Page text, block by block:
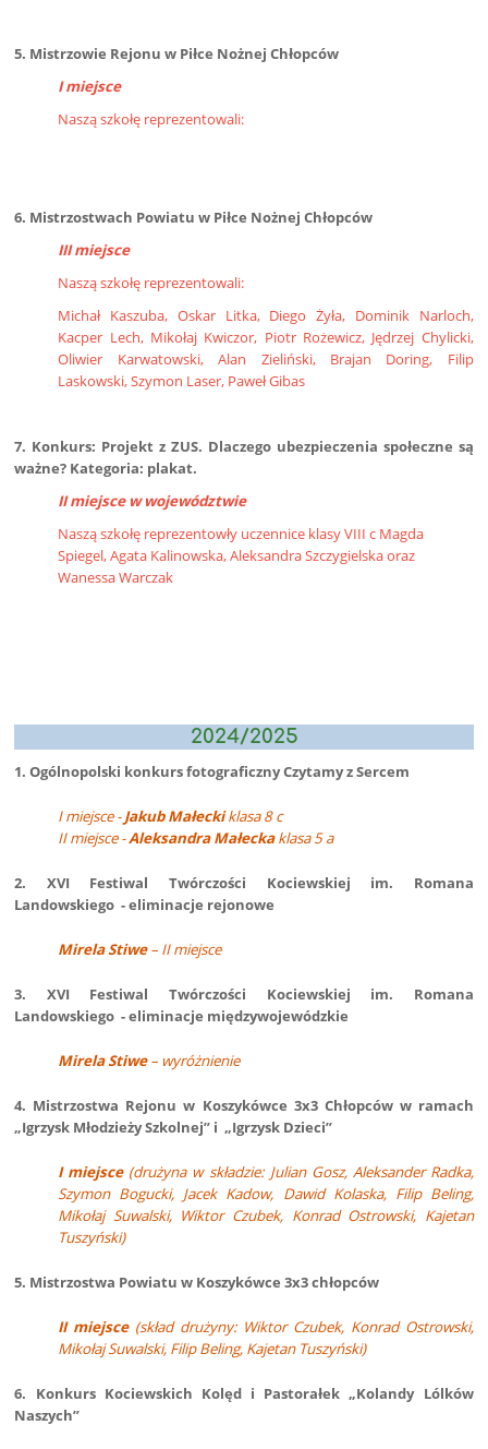
5. Mistrzowie Rejonu w Piłce Nożnej Chłopców
I miejsce
Naszą szkołę reprezentowali:
6. Mistrzostwach Powiatu w Piłce Nożnej Chłopców
III miejsce
Naszą szkołę reprezentowali:
Michał Kaszuba, Oskar Litka, Diego Żyła, Dominik Narloch,
Kacper Lech, Mikołaj Kwiczor, Piotr Rożewicz, Jędrzej Chylicki,
Oliwier Karwatowski, Alan Zieliński, Brajan Doring, Filip
Laskowski, Szymon Laser, Paweł Gibas
7. Konkurs: Projekt z ZUS. Dlaczego ubezpieczenia społeczne są
ważne? Kategoria: plakat.
II miejsce w województwie
Naszą szkołę reprezentowły uczennice klasy VIII c Magda
Spiegel, Agata Kalinowska, Aleksandra Szczygielska oraz
Wanessa Warczak
2024/2025
1. Ogólnopolski konkurs fotograficzny Czytamy z Sercem
I miejsce -Jakub Małeckiklasa 8 c
II miejsce -Aleksandra Małeckaklasa 5 a
2. XVI Festiwal Twórczości Kociewskiej im. Romana
Landowskiego - eliminacje rejonowe
Mirela Stiwe– II miejsce
3. XVI Festiwal Twórczości Kociewskiej im. Romana
Landowskiego - eliminacje międzywojewódzkie
Mirela Stiwe– wyróżnienie
4. Mistrzostwa Rejonu w Koszykówce 3x3 Chłopców w ramach
„Igrzysk Młodzieży Szkolnej” i „Igrzysk Dzieci”
I miejsce(drużyna w składzie: Julian Gosz, Aleksander Radka,
Szymon Bogucki, Jacek Kadow, Dawid Kolaska, Filip Beling,
Mikołaj Suwalski, Wiktor Czubek, Konrad Ostrowski, Kajetan
Tuszyński)
5. Mistrzostwa Powiatu w Koszykówce 3x3 chłopców
II miejsce (skład drużyny: Wiktor Czubek, Konrad Ostrowski,
Mikołaj Suwalski, Filip Beling, Kajetan Tuszyński)
6. Konkurs Kociewskich Kolęd i Pastorałek „Kolandy Lólków
Naszych”